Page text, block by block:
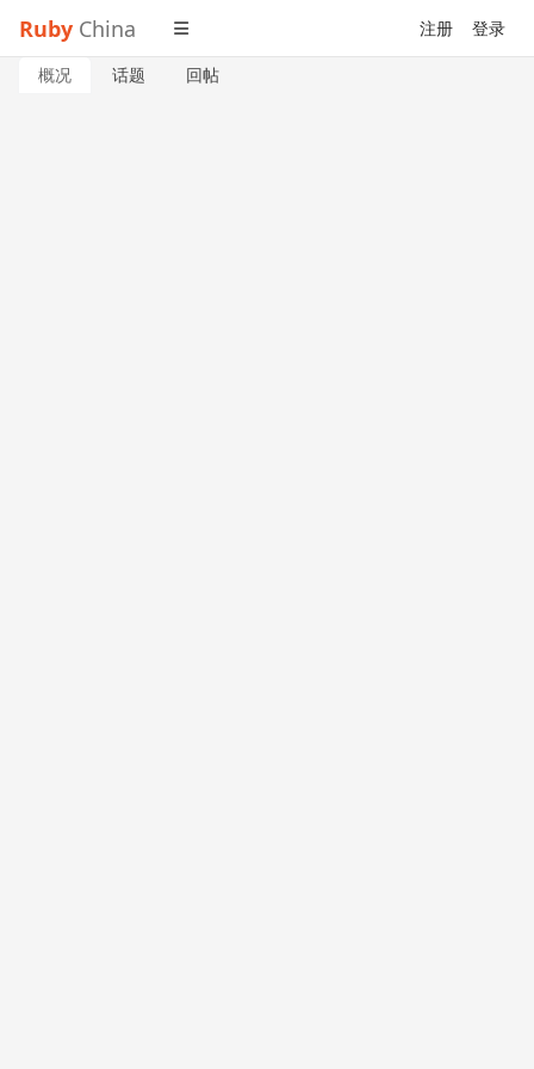
Ruby China 注册 登录
概况 话题 回帖